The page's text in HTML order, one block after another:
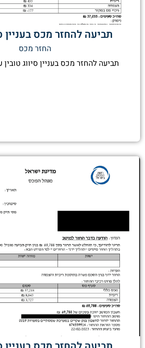
תביעה להחזר מכס בעניין
החזר מכס
תביעה להחזר מכס בעניין סיווג טובין על סך